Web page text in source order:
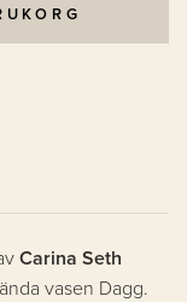
Carina Seth
vasen Dagg.